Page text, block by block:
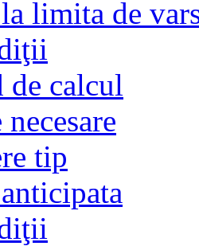
limita de
de calcul
tip